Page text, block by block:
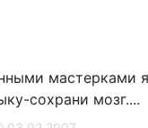
мастерками
сохрани мозг....